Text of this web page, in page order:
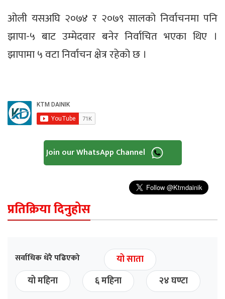
ओली यसअघि २०७४ र २०७९ सालको निर्वाचनमा पनि
झापा-५ बाट उम्मेदवार बनेर निर्वाचित भएका थिए ।
झापामा ५ वटा निर्वाचन क्षेत्र रहेको छ ।
Join our WhatsApp Channel
प्रतिक्रिया दिनुहोस
सर्वाधिक धेरै पढिएको
यो साता
यो महिना
६ महिना २४ घण्टा